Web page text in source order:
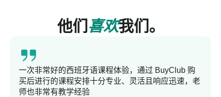
他们 喜欢我们。
一次非常好的西班牙语课程体验，通过 BuyClub 购
买后进行的课程安排十分专业、灵活且响应迅速，老
师也非常有教学经验